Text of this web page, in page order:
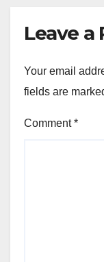
Leave a
Your email
fields are
Comment*